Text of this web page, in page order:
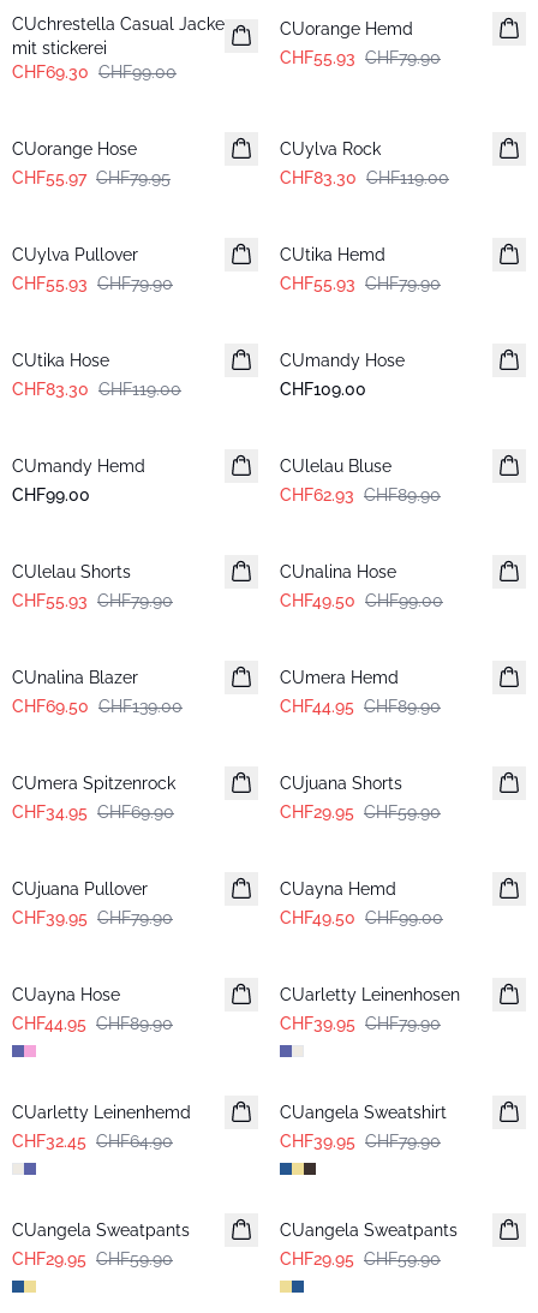
CUchrestella Casual Jacke
mit stickerei
CHF69.30 CHF99.00
CUorange Hemd
CHF55.93 CHF79.90
CUorange Hose
CHF55.97 CHF79.95
CUylva Rock
CHF83.30 CHF119.00
CUylva Pullover
CHF55.93 CHF79.90
CUtika Hemd
CHF55.93 CHF79.90
CUtika Hose
CHF83.30 CHF119.00
CUmandy Hose
CHF109.00
CUmandy Hemd
CHF99.00
CUlelau Bluse
CHF62.93 CHF89.90
CUlelau Shorts
CHF55.93 CHF79.90
CUnalina Hose
CHF49.50 CHF99.00
CUnalina Blazer
CHF69.50 CHF139.00
CUmera Hemd
CHF44.95 CHF89.90
CUmera Spitzenrock
CHF34.95 CHF69.90
CUjuana Shorts
CHF29.95 CHF59.90
CUjuana Pullover
CHF39.95 CHF79.90
CUayna Hemd
CHF49.50 CHF99.00
CUayna Hose
CHF44.95 CHF89.90
CUarletty Leinenhosen
CHF39.95 CHF79.90
-50%
CUarletty Leinenhemd
CHF32.45 CHF64.90
-50%
CUangela Sweatshirt
CHF39.95 CHF79.90
-50%
CUangela Sweatpants
CHF29.95 CHF59.90
-50%
CUangela Sweatpants
CHF29.95 CHF59.90
-50% -50%